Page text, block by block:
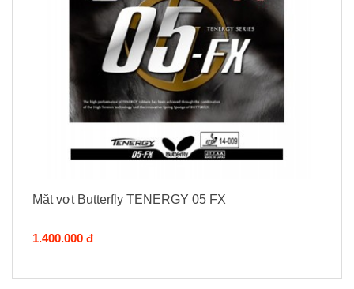
Mặt vợt Butterfly TENERGY 05 FX
1.400.000 đ